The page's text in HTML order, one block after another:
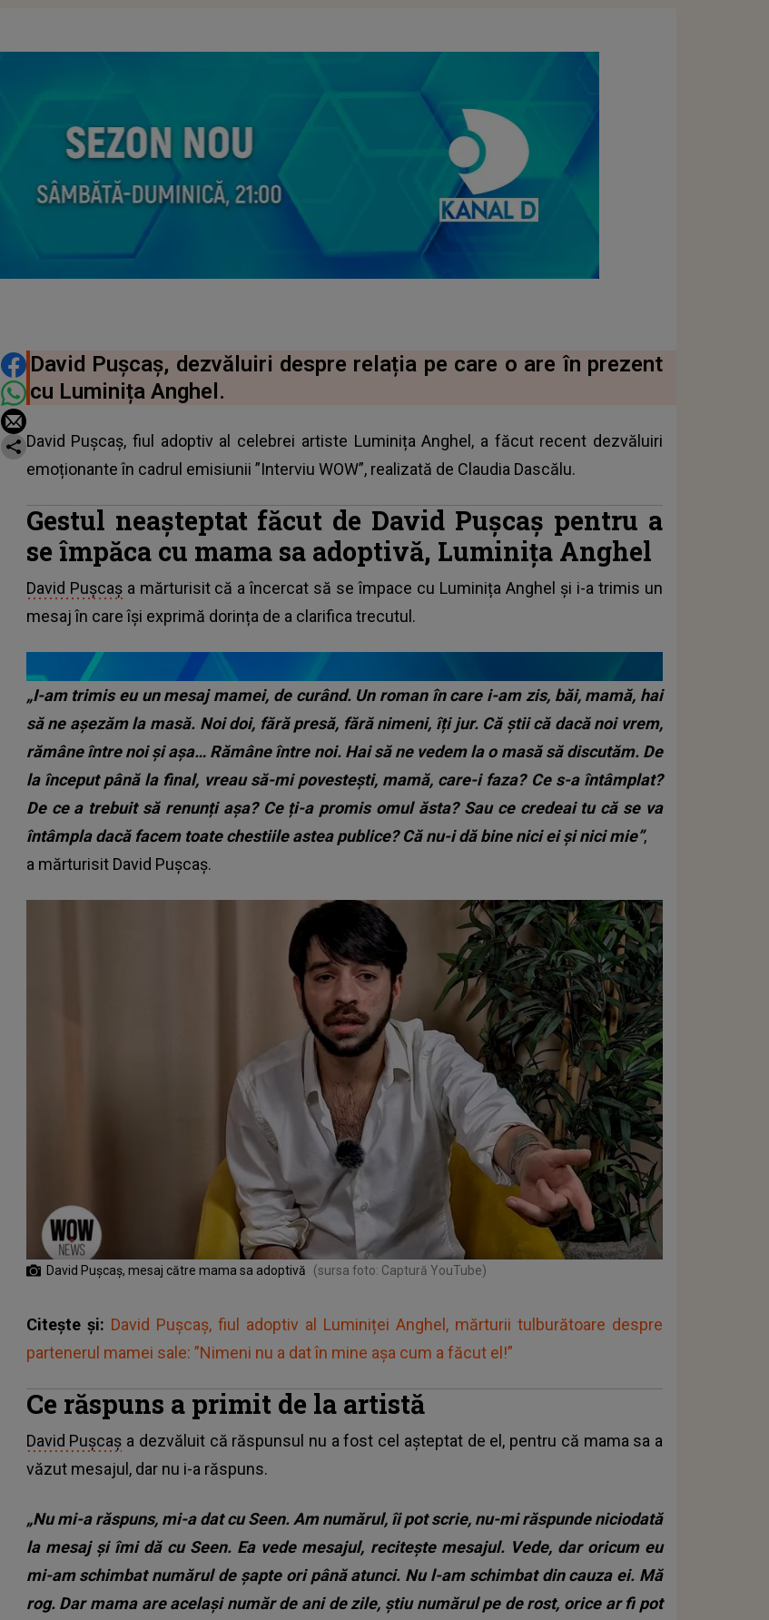
DISTRIBUIE ARTICOLUL
David Pușcaș, dezvăluiri despre relația pe care o are în prezent
cu Luminița Anghel.
David Pușcaș, fiul adoptiv al celebrei artiste Luminița Anghel, a făcut recent dezvăluiri
emoționante în cadrul emisiunii ”Interviu WOW”, realizată de Claudia Dascălu.
Gestul neașteptat făcut de David Pușcaș pentru a
se împăca cu mama sa adoptivă, Luminița Anghel
David Pușcașa mărturisit că a încercat să se împace cu Luminița Anghel și i-a trimis un
mesaj în care își exprimă dorința de a clarifica trecutul.
„I-am trimis eu un mesaj mamei, de curând. Un roman în care i-am zis, băi, mamă, hai
să ne așezăm la masă. Noi doi, fără presă, fără nimeni, îți jur. Că știi că dacă noi vrem,
rămâne între noi și așa… Rămâne între noi. Hai să ne vedem la o masă să discutăm. De
la început până la final, vreau să-mi povestești, mamă, care-i faza? Ce s-a întâmplat?
De ce a trebuit să renunți așa? Ce ți-a promis omul ăsta? Sau ce credeai tu că se va
întâmpla dacă facem toate chestiile astea publice? Că nu-i dă bine nici ei și nici mie”,
a mărturisit David Pușcaș.
David Pușcaș, mesaj către mama sa adoptivă (sursa foto: Captură YouTube)
Citește și: David Pușcaș, fiul adoptiv al Luminiței Anghel, mărturii tulburătoare despre
partenerul mamei sale: ”Nimeni nu a dat în mine așa cum a făcut el!”
Ce răspuns a primit de la artistă
David Pușcaș a dezvăluit că răspunsul nu a fost cel așteptat de el, pentru că mama sa a
văzut mesajul, dar nu i-a răspuns.
„Nu mi-a răspuns, mi-a dat cu Seen. Am numărul, îi pot scrie, nu-mi răspunde niciodată
la mesaj și îmi dă cu Seen. Ea vede mesajul, recitește mesajul. Vede, dar oricum eu
mi-am schimbat numărul de șapte ori până atunci. Nu l-am schimbat din cauza ei. Mă
rog. Dar mama are același număr de ani de zile, știu numărul pe de rost, orice ar fi pot